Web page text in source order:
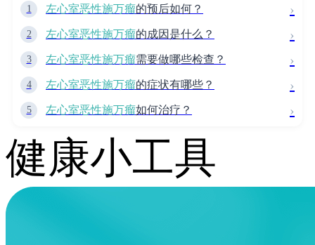
1 左心室恶性施万瘤的预后如何？ ›
2 左心室恶性施万瘤的成因是什么？ ›
3 左心室恶性施万瘤需要做哪些检查？ ›
4 左心室恶性施万瘤的症状有哪些？ ›
5 左心室恶性施万瘤如何治疗？ ›
健康小工具